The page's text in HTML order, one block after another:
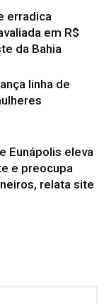
erradica
em R$
da Bahia
linha de
Eunápolis eleva
e preocupa
relata site